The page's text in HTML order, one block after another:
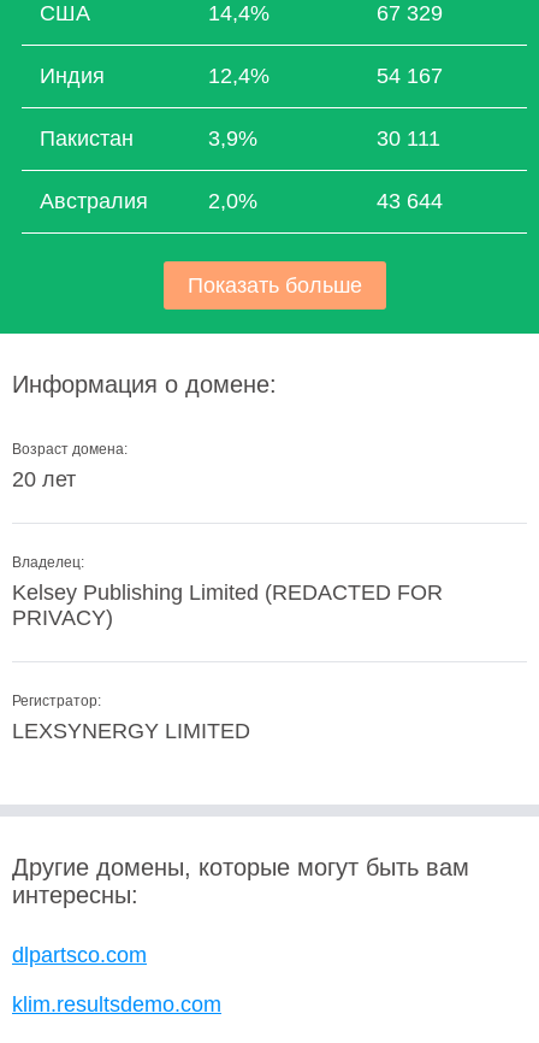
США 14,4% 67 329
Индия 12,4% 54 167
Пакистан 3,9% 30 111
Австралия 2,0% 43 644
Показать больше
Информация о домене:
Возраст домена:
20 лет
Владелец:
Kelsey Publishing Limited (REDACTED FOR
PRIVACY)
Регистратор:
LEXSYNERGY LIMITED
Другие домены, которые могут быть вам
интересны:
dlpartsco.com
klim.resultsdemo.com